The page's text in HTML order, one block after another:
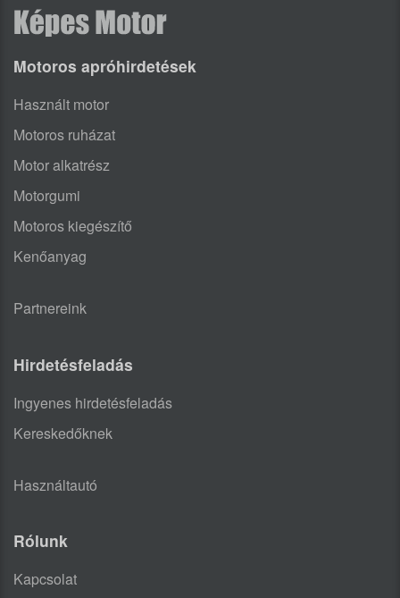
Motoros apróhirdetések
Használt motor
Motoros ruházat
Motor alkatrész
Motorgumi
Motoros kiegészítő
Kenőanyag
Partnereink
Hirdetésfeladás
Ingyenes hirdetésfeladás
Kereskedőknek
Használtautó
Rólunk
Kapcsolat